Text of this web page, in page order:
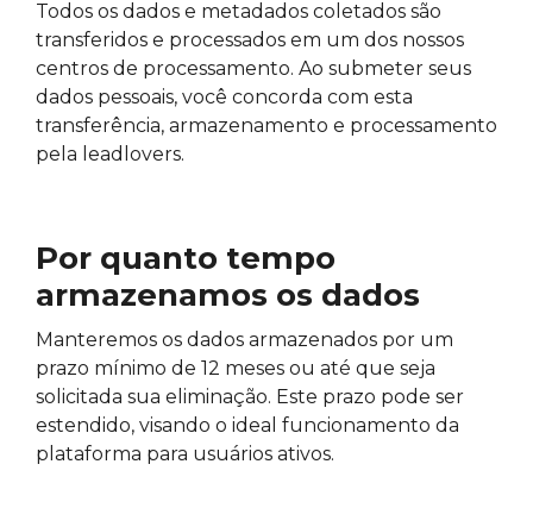
Todos os dados e metadados coletados são
transferidos e processados em um dos nossos
centros de processamento. Ao submeter seus
dados pessoais, você concorda com esta
transferência, armazenamento e processamento
pela leadlovers.
Por quanto tempo
armazenamos os dados
Manteremos os dados armazenados por um
prazo mínimo de 12 meses ou até que seja
solicitada sua eliminação. Este prazo pode ser
estendido, visando o ideal funcionamento da
plataforma para usuários ativos.